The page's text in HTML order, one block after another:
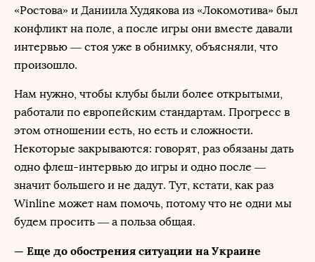
«Ростова» и Даниила Худякова из «Локомотива» был
конфликт на поле, а после игры они вместе давали
интервью — стоя уже в обнимку, объясняли, что
произошло.
Нам нужно, чтобы клубы были более открытыми,
работали по европейским стандартам. Прогресс в
этом отношении есть, но есть и сложности.
Некоторые закрываются: говорят, раз обязаны дать
одно флеш-интервью до игры и одно после —
значит большего и не дадут. Тут, кстати, как раз
Winline может нам помочь, потому что не одни мы
будем просить — а польза общая.
— Еще до обострения ситуации на Украине